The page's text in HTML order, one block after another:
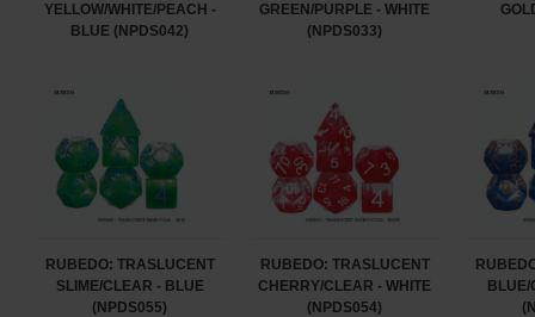
YELLOW/WHITE/PEACH -
BLUE (NPDS042)
GREEN/PURPLE - WHITE
(NPDS033)
RUBEDO: TRASLUCENT
SLIME/CLEAR - BLUE
(NPDS055)
RUBEDO: TRASLUCENT
CHERRY/CLEAR - WHITE
(NPDS054)
BLUE/